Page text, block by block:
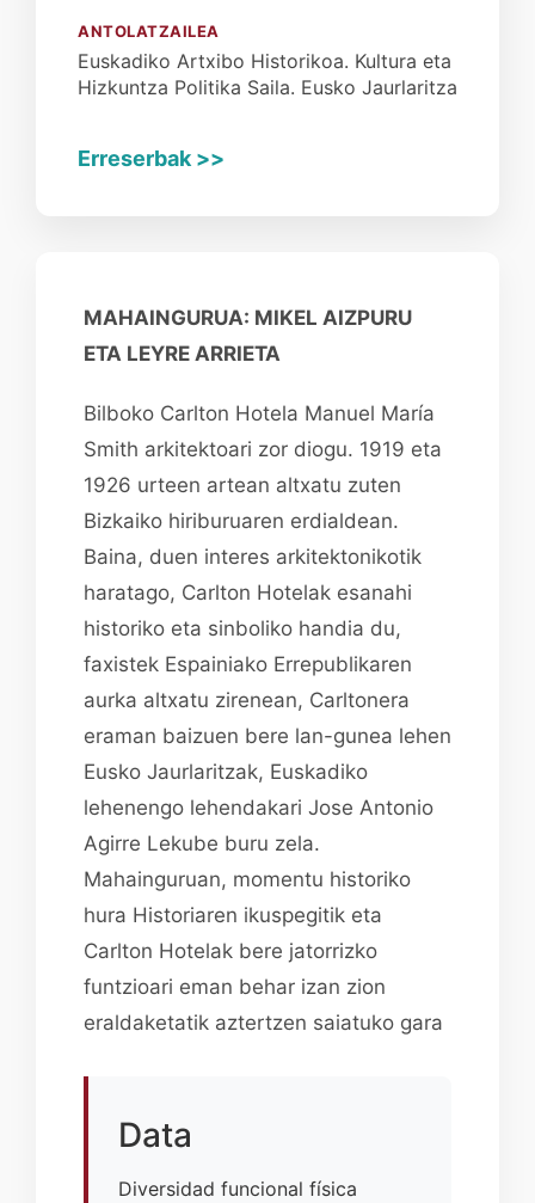
MAHAINGURUA: MIKEL AIZPURU
ETA LEYRE ARRIETA
Bilboko Carlton Hotela Manuel María
Smith arkitektoari zor diogu. 1919 eta
1926 urteen artean altxatu zuten
Bizkaiko hiriburuaren erdialdean.
Baina, duen interes arkitektonikotik
haratago, Carlton Hotelak esanahi
historiko eta sinboliko handia du,
faxistek Espainiako Errepublikaren
aurka altxatu zirenean, Carltonera
eraman baizuen bere lan-gunea lehen
Eusko Jaurlaritzak, Euskadiko
lehenengo lehendakari Jose Antonio
Agirre Lekube buru zela.
Mahainguruan, momentu historiko
hura Historiaren ikuspegitik eta
Carlton Hotelak bere jatorrizko
funtzioari eman behar izan zion
eraldaketatik aztertzen saiatuko gara
Data
Diversidad funcional física
ANTOLATZAILEA
Euskadiko Artxibo Historikoa. Kultura eta
Hizkuntza Politika Saila. Eusko Jaurlaritza
Erreserbak >>